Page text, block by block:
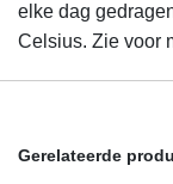
elke dag
Celsius. Zie voor
Gerelateerde